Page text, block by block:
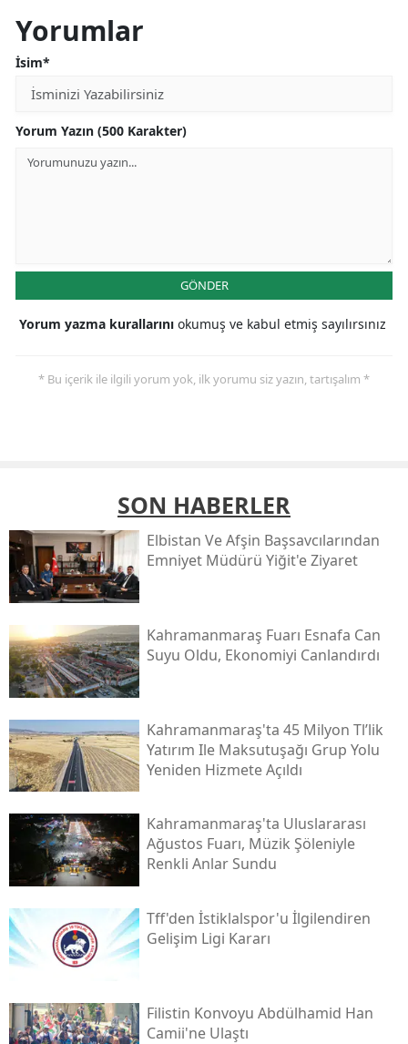
Yorumlar
İsim*
Yorum Yazın (500 Karakter)
GÖNDER
Yorum yazma kurallarını okumuş ve kabul etmiş sayılırsınız
* Bu içerik ile ilgili yorum yok, ilk yorumu siz yazın, tartışalım *
SON HABERLER
Elbistan Ve Afşin Başsavcılarından
Emniyet Müdürü Yiğit'e Ziyaret
Kahramanmaraş Fuarı Esnafa Can
Suyu Oldu, Ekonomiyi Canlandırdı
Kahramanmaraş'ta 45 Milyon Tl’lik
Yatırım Ile Maksutuşağı Grup Yolu
Yeniden Hizmete Açıldı
Kahramanmaraş'ta Uluslararası
Ağustos Fuarı, Müzik Şöleniyle
Renkli Anlar Sundu
Tff'den İstiklalspor'u İlgilendiren
Gelişim Ligi Kararı
Filistin Konvoyu Abdülhamid Han
Camii'ne Ulaştı